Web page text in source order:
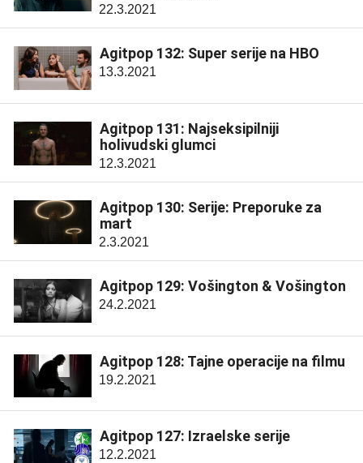
22.3.2021
Agitpop 132: Super serije na HBO
13.3.2021
Agitpop 131: Najseksipilniji
holivudski glumci
12.3.2021
Agitpop 130: Serije: Preporuke za
mart
2.3.2021
Agitpop 129: Vošington & Vošington
24.2.2021
Agitpop 128: Tajne operacije na filmu
19.2.2021
Agitpop 127: Izraelske serije
12.2.2021